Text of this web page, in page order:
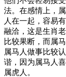
法。在感情上，
人在一起，容易
融洽，这是生肖
比较果断，而属
属马人做事比较
谐，因为属马人
属虎人。